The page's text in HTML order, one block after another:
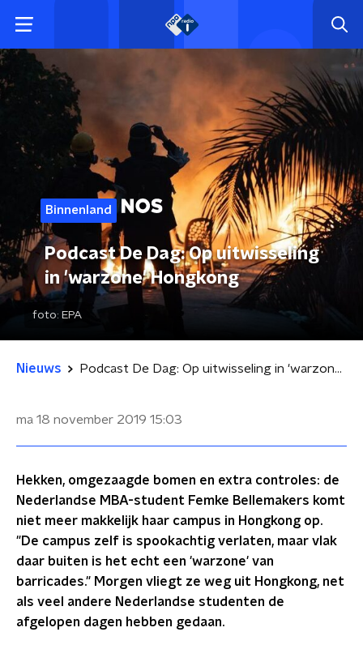
Binnenland
Podcast De Dag: Op uitwisseling
in 'warzone' Hongkong
foto: EPA
Nieuws Podcast De Dag: Op uitwisseling in 'warzone' Hongkong
ma 18 november 2019 15:03
Hekken, omgezaagde bomen en extra controles: de
Nederlandse MBA-student Femke Bellemakers komt
niet meer makkelijk haar campus in Hongkong op.
"De campus zelf is spookachtig verlaten, maar vlak
daar buiten is het echt een 'warzone' van
barricades." Morgen vliegt ze weg uit Hongkong, net
als veel andere Nederlandse studenten de
afgelopen dagen hebben gedaan.